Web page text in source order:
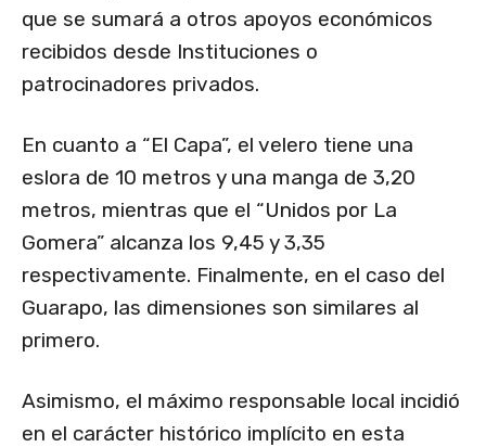
que se sumará a otros apoyos económicos
recibidos desde Instituciones o
patrocinadores privados.
En cuanto a “El Capa”, el velero tiene una
eslora de 10 metros y una manga de 3,20
metros, mientras que el “Unidos por La
Gomera” alcanza los 9,45 y 3,35
respectivamente. Finalmente, en el caso del
Guarapo, las dimensiones son similares al
primero.
Asimismo, el máximo responsable local incidió
en el carácter histórico implícito en esta